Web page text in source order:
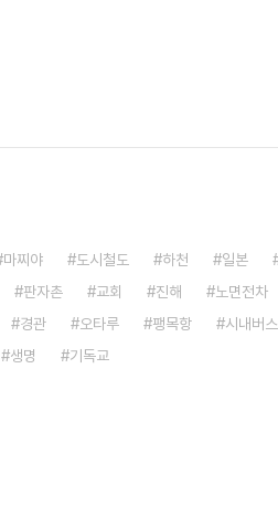
마찌야 도시철도 하천 일본
판자촌 교회 진해 노면전차
경관 오타루 팽목항 시내버스
생명 기독교